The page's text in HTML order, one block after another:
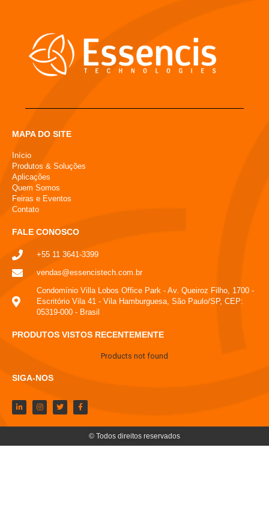
MAPA DO SITE
Início
Produtos & Soluções
Aplicações
Quem Somos
Feiras e Eventos
Contato
FALE CONOSCO
+55 11 3641-3399
vendas@essencistech.com.br
Condomínio Villa Lobos Office Park - Av. Queiroz Filho, 1700 -
Escritório Vila 41 - Vila Hamburguesa, São Paulo/SP, CEP:
05319-000 - Brasil
PRODUTOS VISTOS RECENTEMENTE
Products not found
SIGA-NOS
© Todos direitos reservados